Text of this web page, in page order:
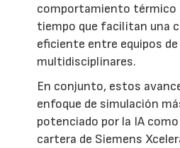
comportamiento térmico
tiempo que facilitan una
eficiente entre equipos
multidisciplinares.
En conjunto, estos
enfoque de simulación
potenciado por la IA
cartera de Siemens